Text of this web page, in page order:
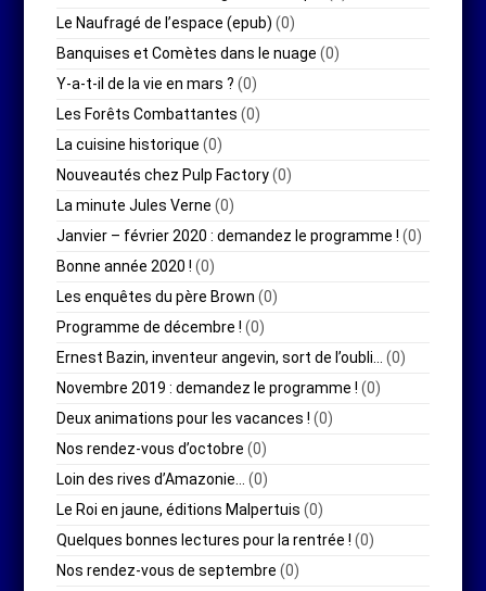
Le Naufragé de l’espace (epub) (0)
Banquises et Comètes dans le nuage (0)
Y-a-t-il de la vie en mars ? (0)
Les Forêts Combattantes (0)
La cuisine historique (0)
Nouveautés chez Pulp Factory(0)
La minute Jules Verne (0)
Janvier – février 2020 : demandez le programme ! (0)
Bonne année 2020 ! (0)
Les enquêtes du père Brown (0)
Programme de décembre ! (0)
Ernest Bazin, inventeur angevin, sort de l’oubli…
(0)
Novembre 2019 : demandez le programme ! (0)
Deux animations pour les vacances ! (0)
Nos rendez-vous d’octobre (0)
Loin des rives d’Amazonie…
(0)
Le Roi en jaune, éditions Malpertuis (0)
Quelques bonnes lectures pour la rentrée ! (0)
Nos rendez-vous de septembre (0)